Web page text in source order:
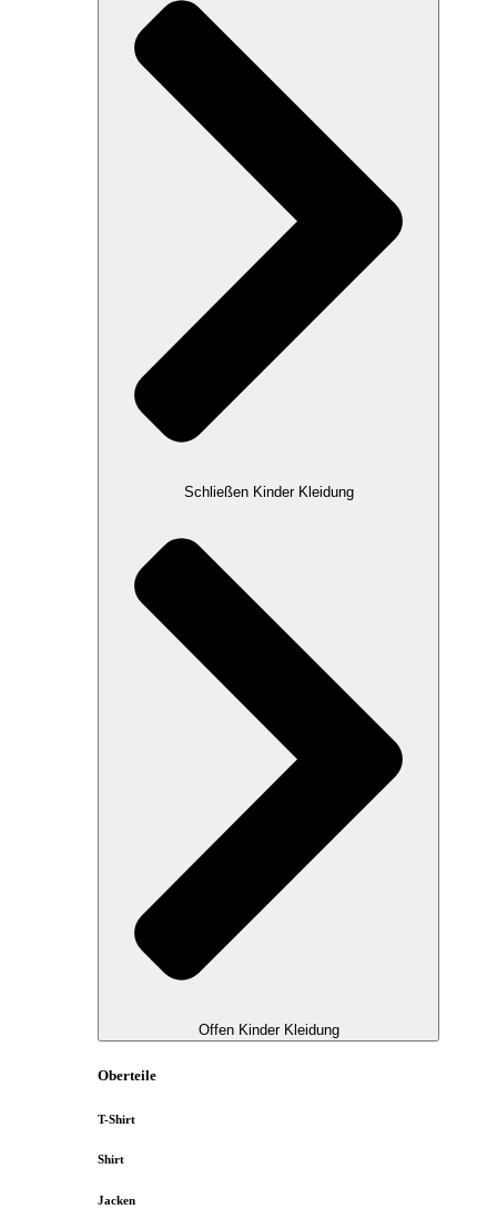
Schließen Kinder Kleidung
Offen Kinder Kleidung
Oberteile
T-Shirt
Shirt
Jacken